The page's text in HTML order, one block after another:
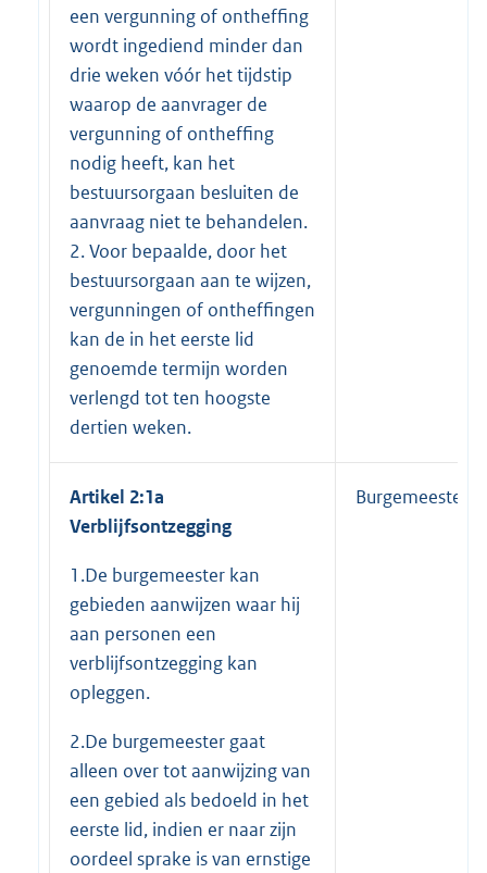
een vergunning of ontheffing
wordt ingediend minder dan
drie weken vóór het tijdstip
waarop de aanvrager de
vergunning of ontheffing
nodig heeft, kan het
bestuursorgaan besluiten de
aanvraag niet te behandelen.
2. Voor bepaalde, door het
bestuursorgaan aan te wijzen,
vergunningen of ontheffingen
kan de in het eerste lid
genoemde termijn worden
verlengd tot ten hoogste
dertien weken.
Artikel 2:1a
Verblijfsontzegging
1.De burgemeester kan
gebieden aanwijzen waar hij
aan personen een
verblijfsontzegging kan
opleggen.
2.De burgemeester gaat
alleen over tot aanwijzing van
een gebied als bedoeld in het
eerste lid, indien er naar zijn
oordeel sprake is van ernstige
Burgemeester